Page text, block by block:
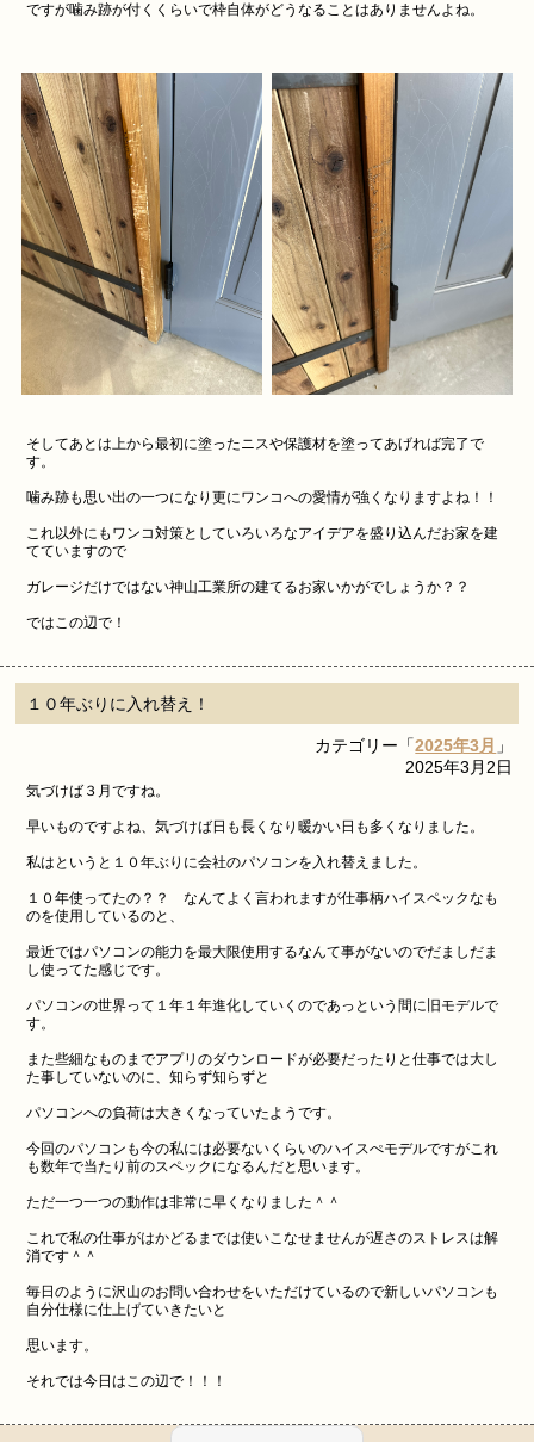
ですが噛み跡が付くくらいで枠自体がどうなることはありませんよね。
そしてあとは上から最初に塗ったニスや保護材を塗ってあげれば完了で
す。
噛み跡も思い出の一つになり更にワンコへの愛情が強くなりますよね！！
これ以外にもワンコ対策としていろいろなアイデアを盛り込んだお家を建
てていますので
ガレージだけではない神山工業所の建てるお家いかがでしょうか？？
ではこの辺で！
１０年ぶりに入れ替え！
カテゴリー「2025年3月 」
2025年3月2日
気づけば３月ですね。
早いものですよね、気づけば日も長くなり暖かい日も多くなりました。
私はというと１０年ぶりに会社のパソコンを入れ替えました。
１０年使ってたの？？ なんてよく言われますが仕事柄ハイスペックなも
のを使用しているのと、
最近ではパソコンの能力を最大限使用するなんて事がないのでだましだま
し使ってた感じです。
パソコンの世界って１年１年進化していくのであっという間に旧モデルで
す。
また些細なものまでアプリのダウンロードが必要だったりと仕事では大し
た事していないのに、知らず知らずと
パソコンへの負荷は大きくなっていたようです。
今回のパソコンも今の私には必要ないくらいのハイスぺモデルですがこれ
も数年で当たり前のスペックになるんだと思います。
ただ一つ一つの動作は非常に早くなりました＾＾
これで私の仕事がはかどるまでは使いこなせませんが遅さのストレスは解
消です＾＾
毎日のように沢山のお問い合わせをいただけているので新しいパソコンも
自分仕様に仕上げていきたいと
思います。
それでは今日はこの辺で！！！